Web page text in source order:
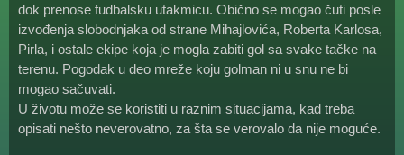
dok prenose fudbalsku utakmicu. Obično se mogao čuti posle
izvođenja slobodnjaka od strane Mihajlovića, Roberta Karlosa,
Pirla, i ostale ekipe koja je mogla zabiti gol sa svake tačke na
terenu. Pogodak u deo mreže koju golman ni u snu ne bi
mogao sačuvati.
U životu može se koristiti u raznim situacijama, kad treba
opisati nešto neverovatno, za šta se verovalo da nije moguće.